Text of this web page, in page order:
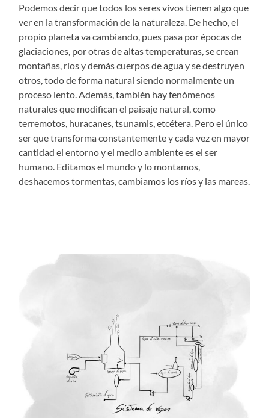
Podemos decir que todos los seres vivos tienen algo que
ver en la transformación de la naturaleza. De hecho, el
propio planeta va cambiando, pues pasa por épocas de
glaciaciones, por otras de altas temperaturas, se crean
montañas, ríos y demás cuerpos de agua y se destruyen
otros, todo de forma natural siendo normalmente un
proceso lento. Además, también hay fenómenos
naturales que modifican el paisaje natural, como
terremotos, huracanes, tsunamis, etcétera. Pero el único
ser que transforma constantemente y cada vez en mayor
cantidad el entorno y el medio ambiente es el ser
humano. Editamos el mundo y lo montamos,
deshacemos tormentas, cambiamos los ríos y las mareas.